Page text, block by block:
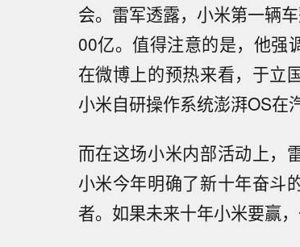
会。雷军透露，小米第一辆
00亿。值得注意的是，他强
在微博上的预热来看，于立
小米自研操作系统澎湃OS在
而在这场小米内部活动上，
小米今年明确了新十年奋斗
者。如果未来十年小米要赢